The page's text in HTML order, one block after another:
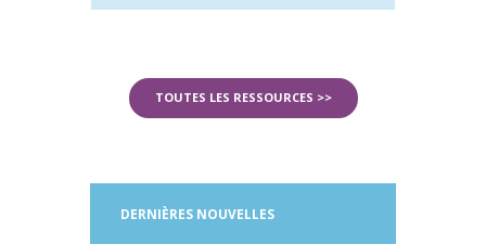
TOUTES LES RESSOURCES >>
DERNIÈRES NOUVELLES